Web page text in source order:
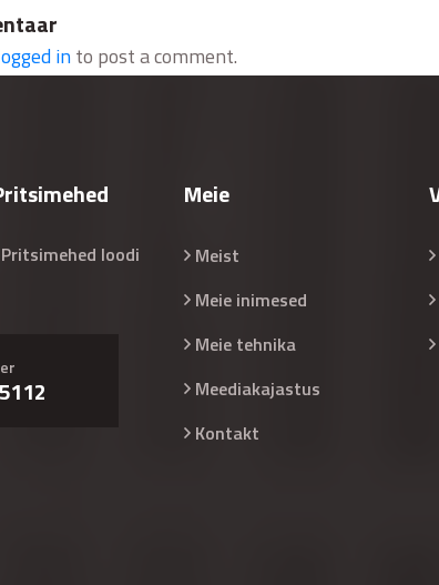
into post a comment.
loodi
Meie
Meist
Meie inimesed
Meie tehnika
Meediakajastus
Kontakt